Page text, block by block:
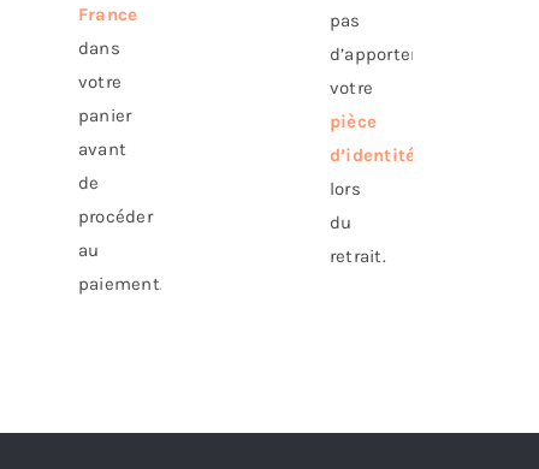
France
dans
votre
panier
avant
de
procéder
au
paiement.
pas
d’apporter
votre
pièce
d’identité
lors
du
retrait.